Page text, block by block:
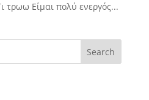
Είμαι πολύ ενεργός...